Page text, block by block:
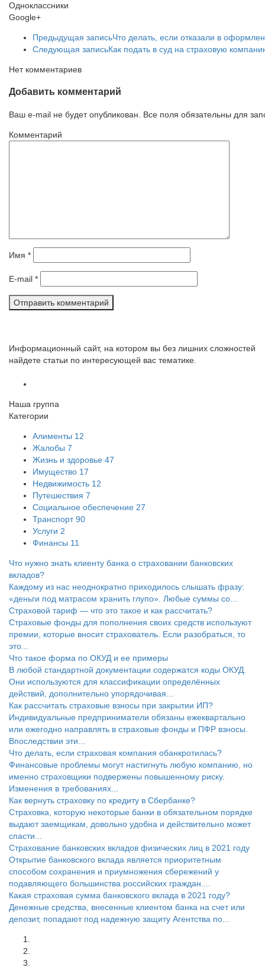
Одноклассники
Google+
Предыдущая записьЧто делать, если отказали в
Следующая записьКак подать в суд на страховую
Нет комментариев
Добавить комментарий
Ваш e-mail не будет опубликован. Все поля обязательны для
Комментарий
Имя *
E-mail *
Информационный сайт, на котором вы без лишних сложностей
найдете статьи по интересующей вас тематике.
Наша группа
Категории
Алименты 12
Жалобы 7
Жизнь и здоровье 47
Имущество 17
Недвижимость 12
Путешествия 7
Социальное обеспечение 27
Транспорт90
Услуги 2
Финансы 11
Что нужно знать клиенту банка о страховании банковских
вкладов?
Каждому из нас неоднократно приходилось слышать фразу:
«деньги под матрасом хранить глупо». Любые суммы со...
Страховой тариф — что это такое и как рассчитать?
Страховые фонды для пополнения своих средств используют
премии, которые вносит страхователь. Если разобраться, то
это...
Что такое форма по ОКУД и ее примеры
В любой стандартной документации содержатся коды ОКУД.
Они используются для классификации определённых
действий, дополнительно упорядочивая...
Как рассчитать страховые взносы при закрытии ИП?
Индивидуальные предприниматели обязаны ежеквартально
или ежегодно направлять в страховые фонды и ПФР взносы.
Впоследствии эти...
Что делать, если страховая компания обанкротилась?
Финансовые проблемы могут настигнуть любую компанию, но
именно страховщики подвержены повышенному риску.
Изменения в требованиях...
Как вернуть страховку по кредиту в Сбербанке?
Страховка, которую некоторые банки в обязательном порядке
выдают заемщикам, довольно удобна и действительно может
спасти...
Страхование банковских вкладов физических лиц в 2021 году
Открытие банковского вклада является приоритетным
способом сохранения и приумножения сбережений у
подавляющего большинства российских граждан....
Какая страховая сумма банковского вклада в 2021 году?
Денежные средства, внесенные клиентом банка на счет или
депозит, попадают под надежную защиту Агентства по...